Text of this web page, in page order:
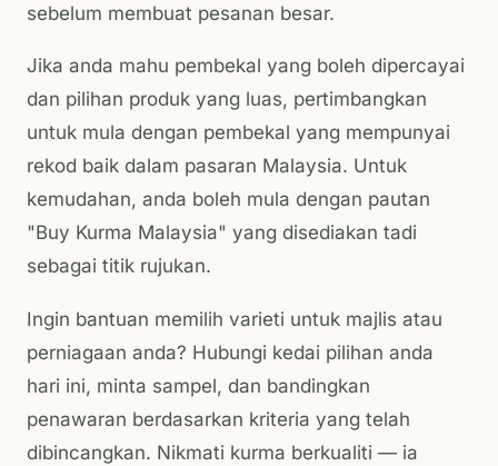
sebelum membuat pesanan besar.
Jika anda mahu pembekal yang boleh dipercayai
dan pilihan produk yang luas, pertimbangkan
untuk mula dengan pembekal yang mempunyai
rekod baik dalam pasaran Malaysia. Untuk
kemudahan, anda boleh mula dengan pautan
"Buy Kurma Malaysia" yang disediakan tadi
sebagai titik rujukan.
Ingin bantuan memilih varieti untuk majlis atau
perniagaan anda? Hubungi kedai pilihan anda
hari ini, minta sampel, dan bandingkan
penawaran berdasarkan kriteria yang telah
dibincangkan. Nikmati kurma berkualiti — ia